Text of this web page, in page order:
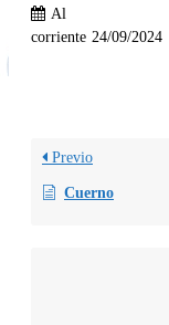
Al
corriente 24/09/2024
Previo
Cuerno